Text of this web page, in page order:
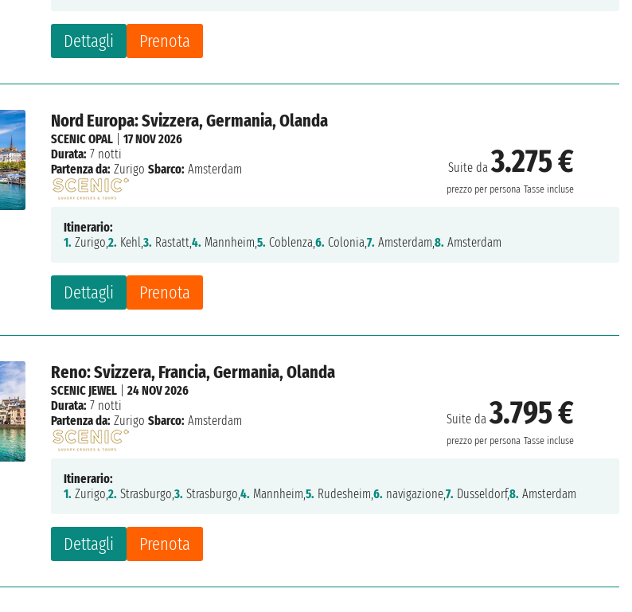
Dettagli Prenota
Nord Europa: Svizzera, Germania, Olanda
Suite da3.275 €
prezzo per persona Tasse incluse
Dettagli Prenota
SCENIC OPAL |17 NOV 2026
Durata: 7 notti
Partenza da: Zurigo Sbarco: Amsterdam
Itinerario:
1. Zurigo,2. Kehl,3. Rastatt,4. Mannheim,5. Coblenza,6. Colonia,7. Amsterdam,8. Amsterdam
Reno: Svizzera, Francia, Germania, Olanda
Suite da3.795 €
prezzo per persona Tasse incluse
Dettagli Prenota
SCENIC JEWEL |24 NOV 2026
Durata: 7 notti
Partenza da: Zurigo Sbarco: Amsterdam
Itinerario:
1. Zurigo,2. Strasburgo,3. Strasburgo,4. Mannheim,5. Rudesheim,6. navigazione,7. Dusseldorf,8. Amsterdam